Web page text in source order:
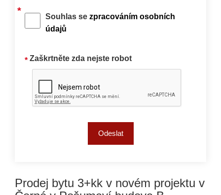
Souhlas se zpracováním osobních
údajů
Zaškrtněte zda nejste robot
Prodej bytu 3+kk v novém projektu v